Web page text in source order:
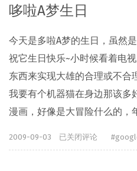
哆啦A梦生日
今天是多啦A梦的生日，虽然
祝它生日快乐~小时候看着电
东西来实现大雄的合理或不合
我要有个机器猫在身边那该多
漫画，好像是大冒险什么的，
2009-09-03
哆
啦
已关闭评论